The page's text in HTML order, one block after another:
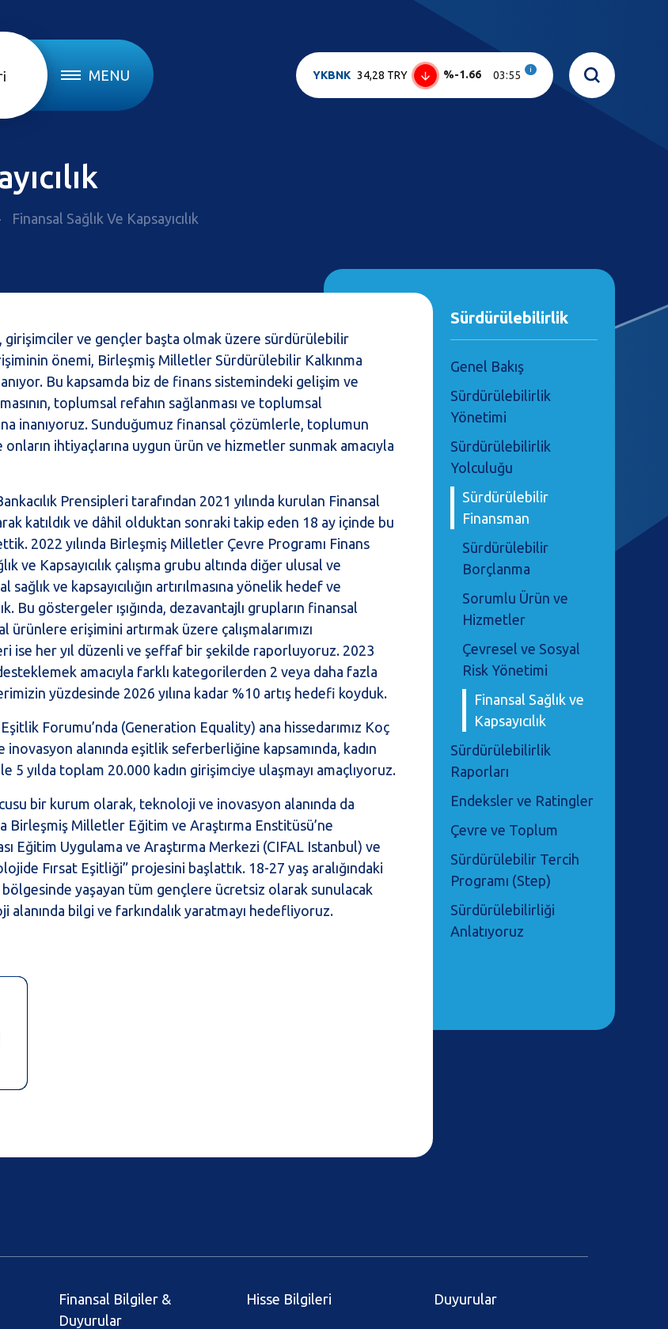
MENU YKBNK 34,28 TRY %-1.66 03:55 i
Finansal Sağlık Ve Kapsayıcılık
ve gençler başta olmak üzere sürdürülebilir
önemi, Birleşmiş Milletler Sürdürülebilir Kalkınma
Bu kapsamda biz de finans sistemindeki gelişim ve
toplumsal refahın sağlanması ve toplumsal
inanıyoruz. Sunduğumuz finansal çözümlerle, toplumun
ihtiyaçlarına uygun ürün ve hizmetler sunmak amacıyla
Prensipleri tarafından 2021 yılında kurulan Finansal
katıldık ve dâhil olduktan sonraki takip eden 18 ay içinde bu
2022 yılında Birleşmiş Milletler Çevre Programı Finans
ve Kapsayıcılık çalışma grubu altında diğer ulusal ve
ve kapsayıcılığın artırılmasına yönelik hedef ve
göstergeler ışığında, dezavantajlı grupların finansal
ürünlere erişimini artırmak üzere çalışmalarımızı
ise her yıl düzenli ve şeffaf bir şekilde raporluyoruz. 2023
desteklemek amacıyla farklı kategorilerden 2 veya daha fazla
yüzdesinde 2026 yılına kadar %10 artış hedefi koyduk.
Forumu’nda (Generation Equality) ana hissedarımız Koç
alanında eşitlik seferberliğine kapsamında, kadın
yılda toplam 20.000 kadın girişimciye ulaşmayı amaçlıyoruz.
bir kurum olarak, teknoloji ve inovasyon alanında da
Birleşmiş Milletler Eğitim ve Araştırma Enstitüsü’ne
Eğitim Uygulama ve Araştırma Merkezi (CIFAL Istanbul) ve
Fırsat Eşitliği” projesini başlattık. 18-27 yaş aralığındaki
yaşayan tüm gençlere ücretsiz olarak sunulacak
bilgi ve farkındalık yaratmayı hedefliyoruz.
Sürdürülebilirlik
Genel Bakış
Sürdürülebilirlik
Yönetimi
Sürdürülebilirlik
Yolculuğu
Sürdürülebilir
Finansman
Sürdürülebilir
Borçlanma
Sorumlu Ürün ve
Hizmetler
Çevresel ve Sosyal
Risk Yönetimi
Finansal Sağlık ve
Kapsayıcılık
Sürdürülebilirlik
Raporları
Endeksler ve Ratingler
Çevre ve Toplum
Sürdürülebilir Tercih
Programı (Step)
Sürdürülebilirliği
Anlatıyoruz
Finansal Bilgiler &
Duyurular
Hisse Bilgileri Duyurular